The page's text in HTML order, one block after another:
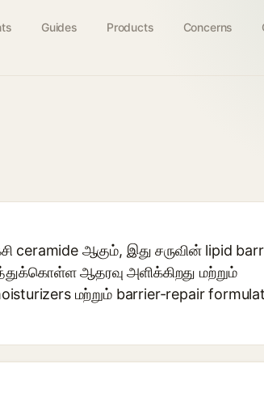
Guides Products Concerns
ceramide ஆகும், இது சருவின் lipid
ஆதரவு அளிக்கிறது மற்றும்
மற்றும் barrier-repair